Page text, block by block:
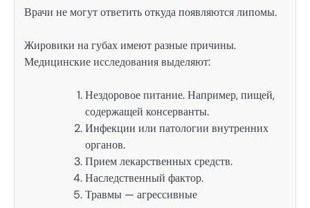
Врачи не могут ответить откуда появляются липомы.
Жировики на губах имеют разные причины.
Медицинские исследования выделяют:
Нездоровое питание. Например, пищей,
содержащей консерванты.
Инфекции или патологии внутренних
органов.
Прием лекарственных средств.
Наследственный фактор.
Травмы — агрессивные